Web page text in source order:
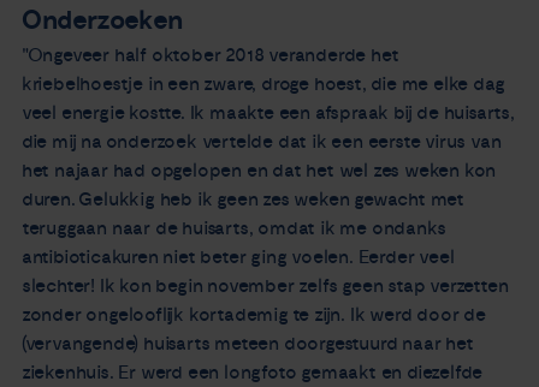
Onderzoeken
"Ongeveer half oktober 2018 veranderde het
kriebelhoestje in een zware, droge hoest, die me elke dag
veel energie kostte. Ik maakte een afspraak bij de huisarts,
die mij na onderzoek vertelde dat ik een eerste virus van
het najaar had opgelopen en dat het wel zes weken kon
duren. Gelukkig heb ik geen zes weken gewacht met
teruggaan naar de huisarts, omdat ik me ondanks
antibioticakuren niet beter ging voelen. Eerder veel
slechter! Ik kon begin november zelfs geen stap verzetten
zonder ongelooflijk kortademig te zijn. Ik werd door de
(vervangende) huisarts meteen doorgestuurd naar het
ziekenhuis. Er werd een longfoto gemaakt en diezelfde